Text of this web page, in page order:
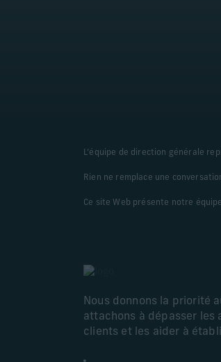
L’équipe de direction générale
Rien ne remplace une
Ce site Web présente notre
Nous donnons la priorité
attachons à dépasser les
clients et les aider à